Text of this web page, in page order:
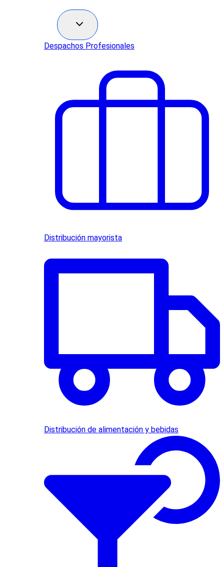
Despachos Profesionales
Distribución mayorista
Distribución de alimentación y bebidas